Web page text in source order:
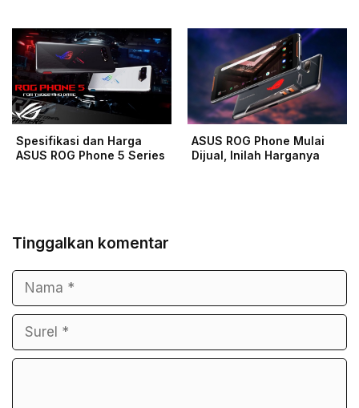
Spesifikasi dan Harga
ASUS ROG Phone 5 Series
ASUS ROG Phone Mulai
Dijual, Inilah Harganya
Tinggalkan komentar
Nama
Surel
Komentar